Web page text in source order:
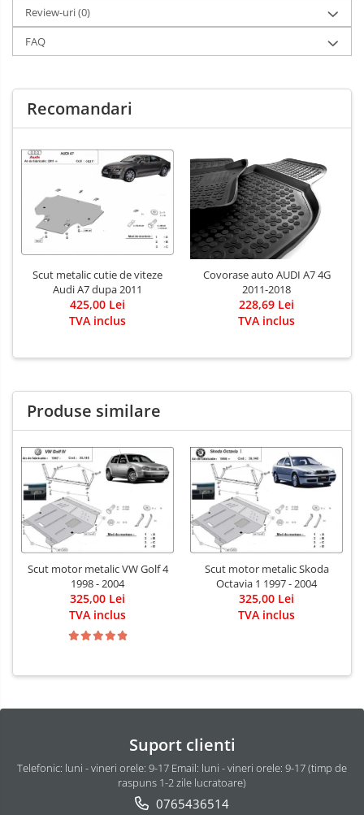
Carlige Opel
Carlige Peugeot
Carlige Polestar
Carlige Seat
Carlige Skoda
Carlige SsangYong
Carlige Subaru
Carlige Suzuki
Carlige Volkswagen
Carlige Xpeng
Carlige Xpeng G6
Carlige Xpeng G9
Scut motor Subaru
Scut motor Suzuki
Scut motor Toyota
Scut motor Volvo
Scut motor Volvo C40
Scut motor Volvo V90
Scut motor Volvo XC40
Scut motor Vw
Review-uri(0)
FAQ
Recomandari
Scut metalic cutie de viteze
Audi A7 dupa 2011
425,00 Lei
TVA inclus
Covorase auto AUDI A7 4G
2011-2018
228,69 Lei
TVA inclus
Produse similare
Scut motor metalic VW Golf 4
1998 - 2004
325,00 Lei
TVA inclus
Scut motor metalic Skoda
Octavia 1 1997 - 2004
325,00 Lei
TVA inclus
Suport clienti
Telefonic: luni - vineri orele: 9-17 Email: luni - vineri orele: 9-17 (timp de
raspuns 1-2 zile lucratoare)
0765436514